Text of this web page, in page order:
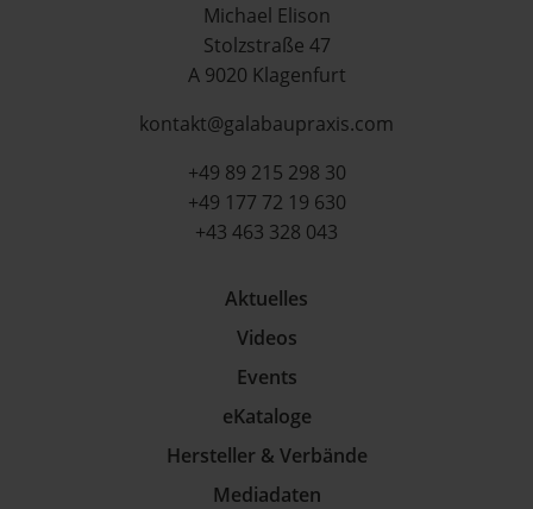
Michael Elison
Stolzstraße 47
A 9020 Klagenfurt
kontakt@galabaupraxis.com
+49 89 215 298 30
+49 177 72 19 630
+43 463 328 043
Aktuelles
Videos
Events
eKataloge
Hersteller & Verbände
Mediadaten